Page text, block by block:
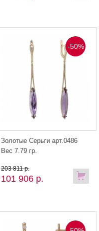
-50%
Золотые Серьги арт.0486
Вес 7.79 гр.
101 906 р.
203 811 р.